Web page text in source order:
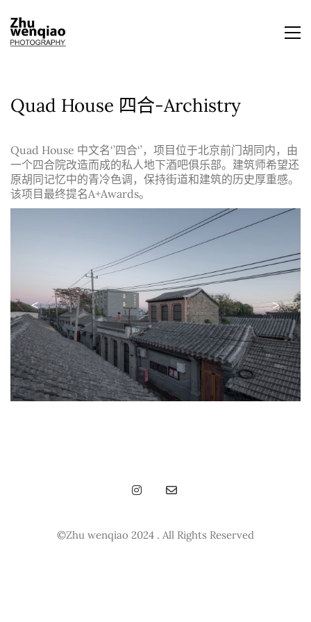
Quad House 四合-Archistry
Quad House 中文名‘’四合‘’，项目位于北京前门胡同内，由
一个四合院改造而成的私人地下酒吧俱乐部。建筑师希望还
原胡同记忆中的青冷色调，保持街道和建筑的历史厚重感。
该项目最终提名A+Awards。
< >
©Zhu wenqiao 2024 . All Rights Reserved